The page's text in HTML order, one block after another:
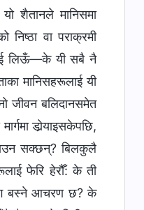
शैतानले मानिसमा
वा पराक्रमी
लिऊँ—के यी सबै नै
मानिसहरूलाई यी
जीवन बलिदानसमेत
डोर्‍याइसकेपछि,
सक्छन्? बिलकुलै
फेरि हेरौँ: के ती
बस्‍ने आचरण छ? के